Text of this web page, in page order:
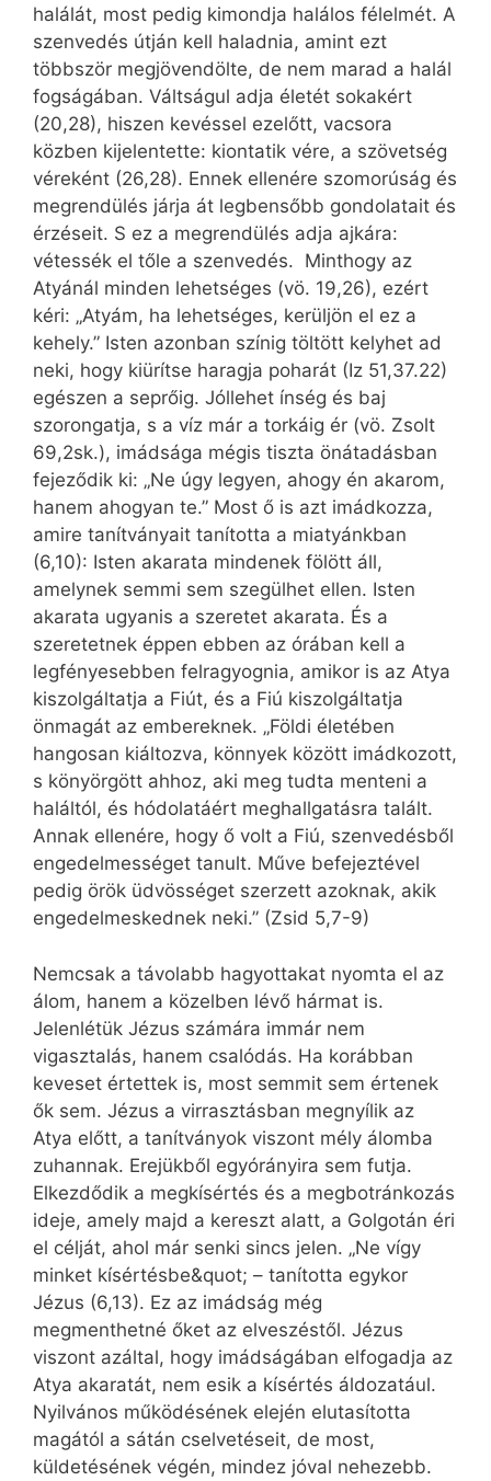
halálát, most pedig kimondja halálos félelmét. A
szenvedés útján kell haladnia, amint ezt
többször megjövendölte, de nem marad a halál
fogságában. Váltságul adja életét sokakért
(20,28), hiszen kevéssel ezelőtt, vacsora
közben kijelentette: kiontatik vére, a szövetség
véreként (26,28). Ennek ellenére szomorúság és
megrendülés járja át legbensőbb gondolatait és
érzéseit. S ez a megrendülés adja ajkára:
vétessék el tőle a szenvedés. Minthogy az
Atyánál minden lehetséges (vö. 19,26), ezért
kéri: „Atyám, ha lehetséges, kerüljön el ez a
kehely.” Isten azonban színig töltött kelyhet ad
neki, hogy kiürítse haragja poharát (Iz 51,37.22)
egészen a seprőig. Jóllehet ínség és baj
szorongatja, s a víz már a torkáig ér (vö. Zsolt
69,2sk.), imádsága mégis tiszta önátadásban
fejeződik ki: „Ne úgy legyen, ahogy én akarom,
hanem ahogyan te.” Most ő is azt imádkozza,
amire tanítványait tanította a miatyánkban
(6,10): Isten akarata mindenek fölött áll,
amelynek semmi sem szegülhet ellen. Isten
akarata ugyanis a szeretet akarata. És a
szeretetnek éppen ebben az órában kell a
legfényesebben felragyognia, amikor is az Atya
kiszolgáltatja a Fiút, és a Fiú kiszolgáltatja
önmagát az embereknek. „Földi életében
hangosan kiáltozva, könnyek között imádkozott,
s könyörgött ahhoz, aki meg tudta menteni a
haláltól, és hódolatáért meghallgatásra talált.
Annak ellenére, hogy ő volt a Fiú, szenvedésből
engedelmességet tanult. Műve befejeztével
pedig örök üdvösséget szerzett azoknak, akik
engedelmeskednek neki.” (Zsid 5,7-9)
Nemcsak a távolabb hagyottakat nyomta el az
álom, hanem a közelben lévő hármat is.
Jelenlétük Jézus számára immár nem
vigasztalás, hanem csalódás. Ha korábban
keveset értettek is, most semmit sem értenek
ők sem. Jézus a virrasztásban megnyílik az
Atya előtt, a tanítványok viszont mély álomba
zuhannak. Erejükből egyórányira sem futja.
Elkezdődik a megkísértés és a megbotránkozás
ideje, amely majd a kereszt alatt, a Golgotán éri
el célját, ahol már senki sincs jelen. „Ne vígy
minket kísértésbe&quot; – tanította egykor
Jézus (6,13). Ez az imádság még
megmenthetné őket az elveszéstől. Jézus
viszont azáltal, hogy imádságában elfogadja az
Atya akaratát, nem esik a kísértés áldozatául.
Nyilvános működésének elején elutasította
magától a sátán cselvetéseit, de most,
küldetésének végén, mindez jóval nehezebb.